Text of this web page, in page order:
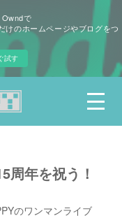
で
けのホームページやブログをつ
試す
周年を祝う！
のワンマンライブ